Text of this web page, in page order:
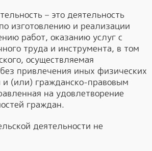
– это деятельность
изготовлению и реализации
работ, оказанию услуг с
труда и инструмента, в том
осуществляемая
привлечения иных физических
(или) гражданско-правовым
на удовлетворение
граждан.
деятельности не